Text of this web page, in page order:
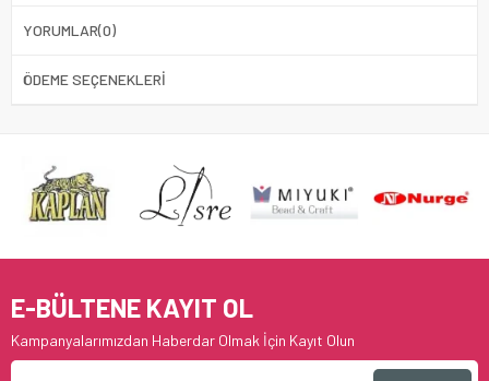
YORUMLAR(0)
ÖDEME SEÇENEKLERI
E-BÜLTENE KAYIT OL
Kampanyalarımızdan Haberdar Olmak İçin Kayıt Olun